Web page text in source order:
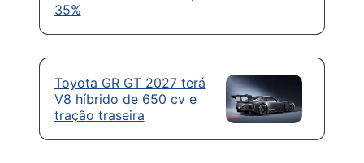
35%
Toyota GR GT 2027 terá
V8 híbrido de 650 cv e
tração traseira